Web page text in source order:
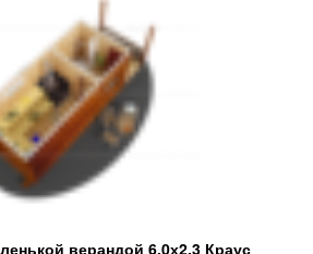
верандой 6.0х2.3 Краус